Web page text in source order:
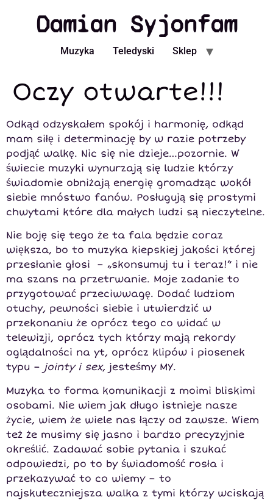
Damian Syjonfam
Muzyka Teledyski Sklep
Oczy otwarte!!!
Odkąd odzyskałem spokój i harmonię, odkąd
mam siłę i determinację by w razie potrzeby
podjąć walkę. Nic się nie dzieje…pozornie. W
świecie muzyki wynurzają się ludzie którzy
świadomie obniżają energię gromadząc wokół
siebie mnóstwo fanów. Posługują się prostymi
chwytami które dla małych ludzi są nieczytelne.
Nie boję się tego że ta fala będzie coraz
większa, bo to muzyka kiepskiej jakości której
przesłanie głosi – „skonsumuj tu i teraz!” i nie
ma szans na przetrwanie. Moje zadanie to
przygotować przeciwwagę. Dodać ludziom
otuchy, pewności siebie i utwierdzić w
przekonaniu że oprócz tego co widać w
telewizji, oprócz tych którzy mają rekordy
oglądalności na yt, oprócz klipów i piosenek
typu – jointy i sex, jesteśmy MY.
Muzyka to forma komunikacji z moimi bliskimi
osobami. Nie wiem jak długo istnieje nasze
życie, wiem że wiele nas łączy od zawsze. Wiem
też że musimy się jasno i bardzo precyzyjnie
określić. Zadawać sobie pytania i szukać
odpowiedzi, po to by świadomość rosła i
przekazywać to co wiemy – to
najskuteczniejsza walka z tymi którzy wciskają